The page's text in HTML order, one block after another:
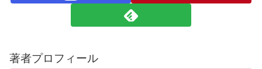
著者プロフィール